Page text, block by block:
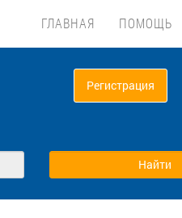
ГЛАВНАЯ ПОМОЩЬ
Регистрация